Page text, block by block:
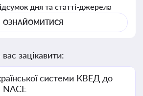
дня та статті-джерела
ОЗНАЙОМИТИСЯ
зацікавити:
системи КВЕД до
NACE